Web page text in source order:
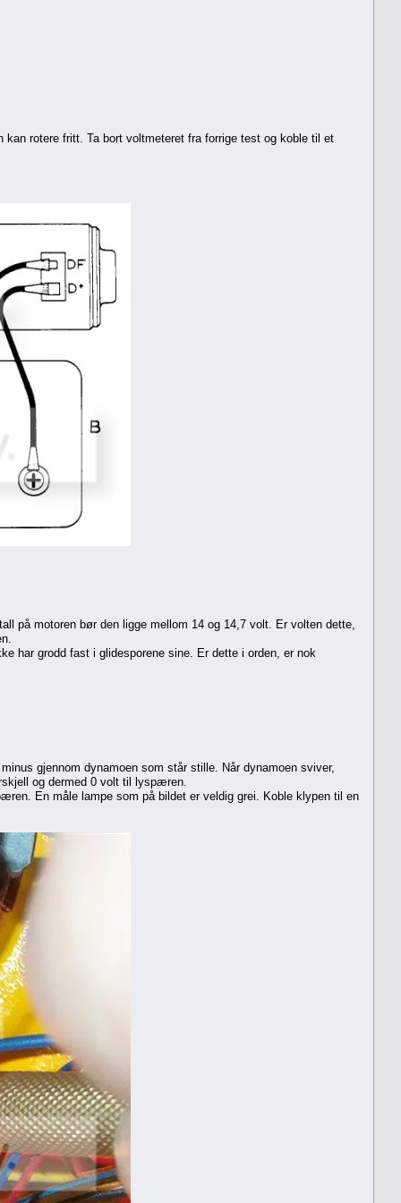
rotere fritt. Ta bort voltmeteret fra forrige test og koble til et
på motoren bør den ligge mellom 14 og 14,7 volt. Er volten dette,
har grodd fast i glidesporene sine. Er dette i orden, er nok
gjennom dynamoen som står stille. Når dynamoen sviver,
og dermed 0 volt til lyspæren.
En måle lampe som på bildet er veldig grei. Koble klypen til en